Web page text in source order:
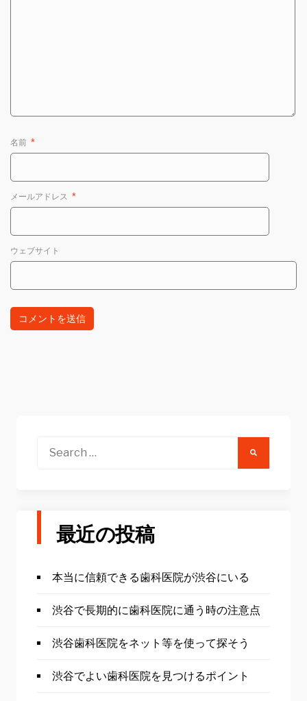
名前 *
メールアドレス *
ウェブサイト
Search
最近の投稿
本当に信頼できる歯科医院が渋谷にいる
渋谷で長期的に歯科医院に通う時の注意点
渋谷歯科医院をネット等を使って探そう
渋谷でよい歯科医院を見つけるポイント